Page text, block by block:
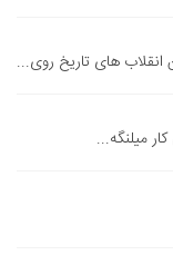
انقلاب های تاریخ روی...
میلنگه...